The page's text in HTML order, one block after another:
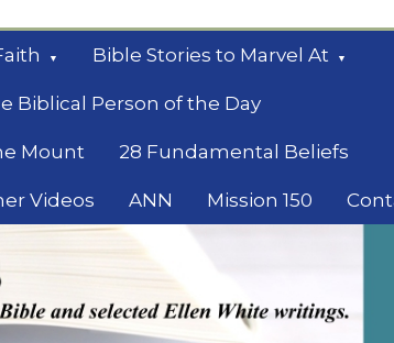
Bible Stories to Marvel At
Biblical Person of the Day
Mount 28 Fundamental Beliefs
Videos ANN Mission 150